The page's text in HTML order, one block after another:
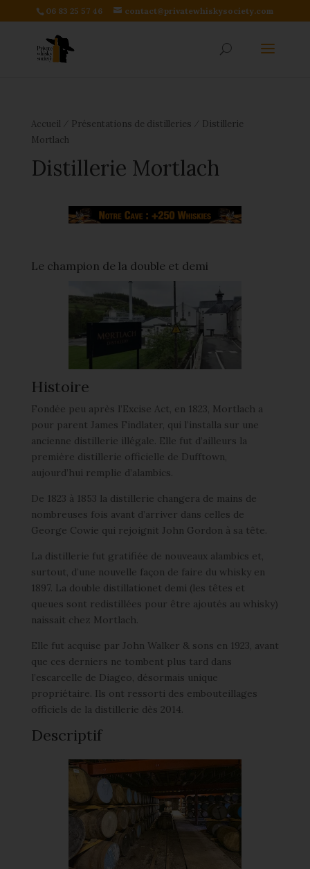
06 83 25 57 46 contact@privatewhiskysociety.com
Accueil Présentations de distilleries
Distillerie
Mortlach
Distillerie Mortlach
Le champion de la double et demi
Histoire
Fondée peu après l’Excise Act, en 1823, Mortlach a
pour parent James Findlater, qui l’installa sur une
ancienne distillerie illégale. Elle fut d’ailleurs la
première distillerie officielle de Dufftown,
aujourd’hui remplie d’alambics.
De 1823 à 1853 la distillerie changera de mains de
nombreuses fois avant d’arriver dans celles de
George Cowie qui rejoignit John Gordon à sa tête.
La distillerie fut gratifiée de nouveaux alambics et,
surtout, d’une nouvelle façon de faire du whisky en
1897. La double distillationet demi (les têtes et
queues sont redistillées pour être ajoutés au whisky)
naissait chez Mortlach.
Elle fut acquise par John Walker & sons en 1923, avant
que ces derniers ne tombent plus tard dans
l’escarcelle de Diageo, désormais unique
propriétaire. Ils ont ressorti des embouteillages
officiels de la distillerie dès 2014.
Descriptif